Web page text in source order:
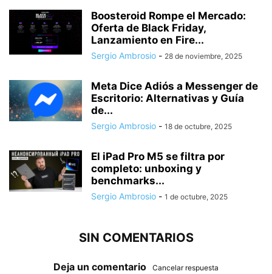
Boosteroid Rompe el Mercado:
Oferta de Black Friday,
Lanzamiento en Fire...
Sergio Ambrosio - 28 de noviembre, 2025
Meta Dice Adiós a Messenger de
Escritorio: Alternativas y Guía
de...
Sergio Ambrosio - 18 de octubre, 2025
El iPad Pro M5 se filtra por
completo: unboxing y
benchmarks...
Sergio Ambrosio - 1 de octubre, 2025
SIN COMENTARIOS
Deja un comentario Cancelar respuesta